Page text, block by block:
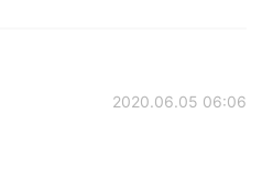
2020.06.05 06:06